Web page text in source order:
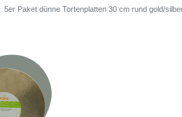
5er Paket dünne Tortenplatten 30 cm rund gold/